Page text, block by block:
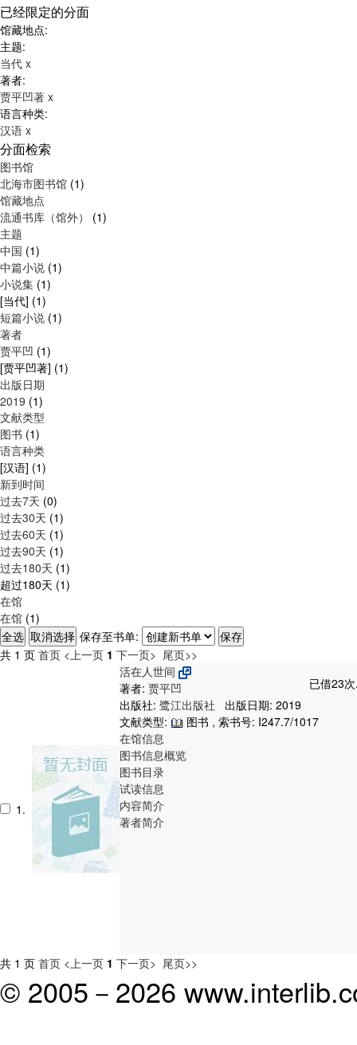
已经限定的分面
馆藏地点:
主题:
当代 x
著者:
贾平凹著 x
语言种类:
汉语 x
分面检索
图书馆
北海市图书馆 (1)
馆藏地点
流通书库（馆外） (1)
主题
中国 (1)
中篇小说 (1)
小说集 (1)
[当代] (1)
短篇小说 (1)
著者
贾平凹 (1)
[贾平凹著] (1)
出版日期
2019 (1)
文献类型
图书 (1)
语言种类
[汉语] (1)
新到时间
过去7天 (0)
过去30天 (1)
过去60天 (1)
过去90天 (1)
过去180天 (1)
超过180天 (1)
在馆
在馆 (1)
保存至书单:
共 1 页 首页 <上一页 1 下一页> 尾页>>
1.
活在人世间
已借23
著者: 贾平凹
出版社: 鹭江出版社
出版日期: 2019
文献类型:
图书 , 索书号: I247.7/1017
在馆信息
图书信息概览
图书目录
试读信息
内容简介
著者简介
共 1 页 首页 <上一页 1 下一页> 尾页>>
© 2005－ 2026